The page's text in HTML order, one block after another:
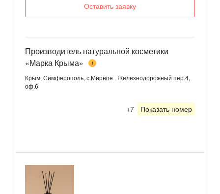
Оставить заявку
Производитель натуральной косметики
«Марка Крыма»
1
Крым, Симферополь, с.Мирное , Железнодорожный пер.4,
оф.6
+7 Показать номер